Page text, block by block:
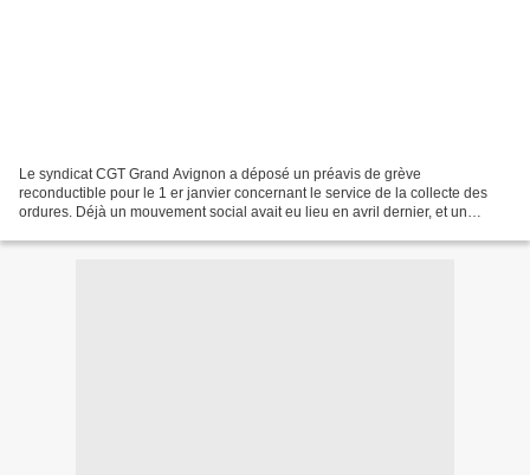
Le syndicat CGT Grand Avignon a déposé un préavis de grève
reconductible pour le 1 er janvier concernant le service de la collecte des
ordures. Déjà un mouvement social avait eu lieu en avril dernier, et un